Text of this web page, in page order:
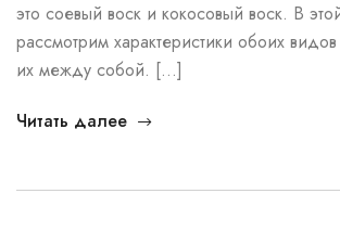
это соевый воск и кокосовый воск. В
рассмотрим характеристики обоих
их между собой. […]
Читать далее